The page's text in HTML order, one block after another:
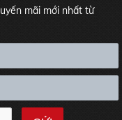
mãi mới nhất từ